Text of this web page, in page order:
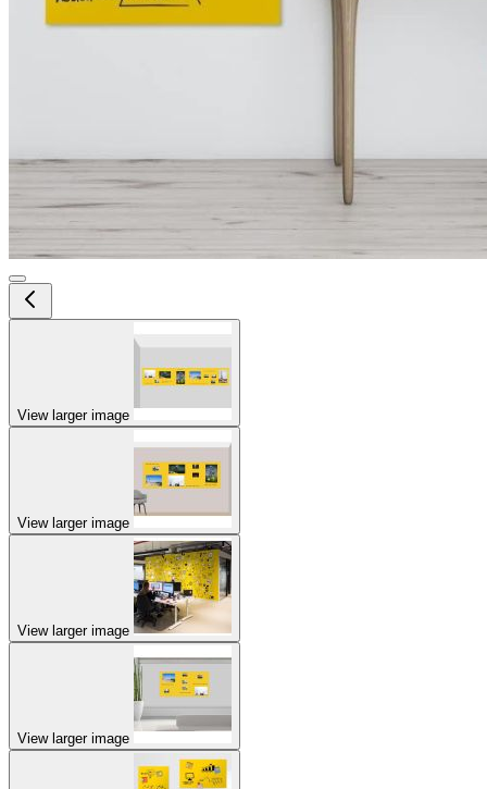
View larger image
View larger image
View larger image
View larger image